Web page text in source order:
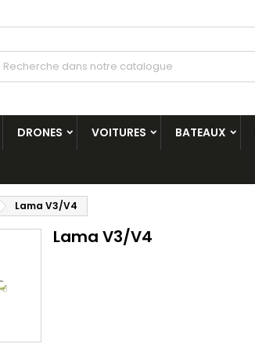
DRONES VOITURES BATEAUX
Lama V3/V4
Lama V3/V4